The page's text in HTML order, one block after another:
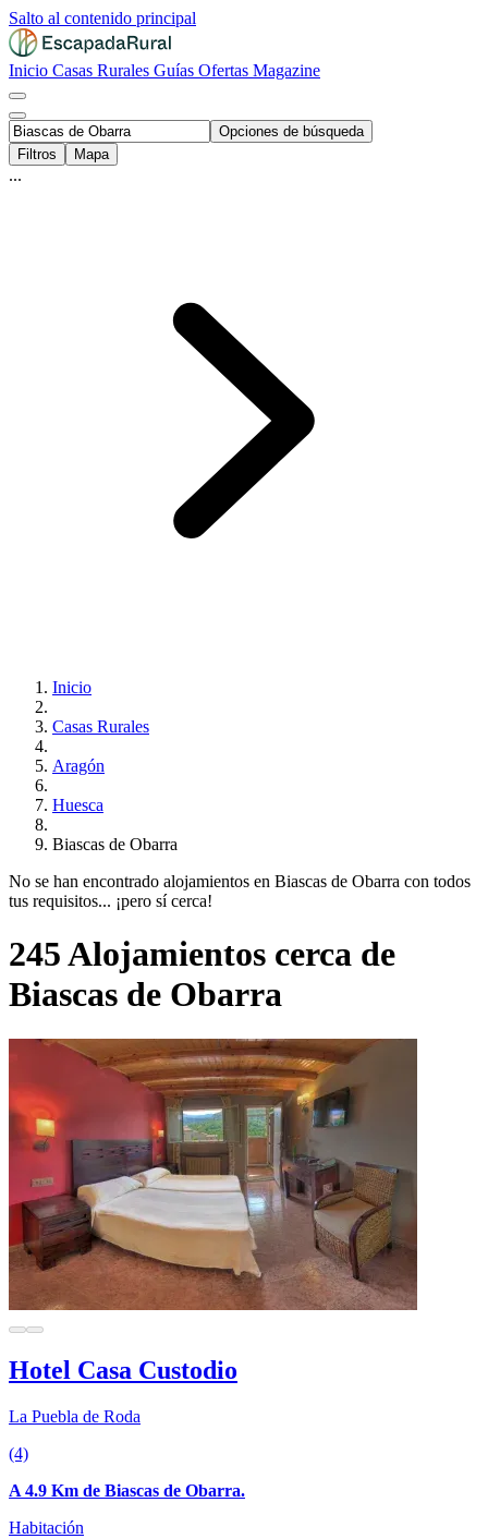
Salto al contenido principal
Inicio Casas Rurales Guías Ofertas Magazine
Opciones de búsqueda
Filtros
Mapa
...
Inicio
Casas Rurales
Aragón
Huesca
Biascas de Obarra
No se han encontrado alojamientos en Biascas de Obarra con todos
tus requisitos... ¡pero sí cerca!
245 Alojamientos cerca de
Biascas de Obarra
Hotel Casa Custodio
La Puebla de Roda
(4)
A 4.9 Km de Biascas de Obarra.
Habitación